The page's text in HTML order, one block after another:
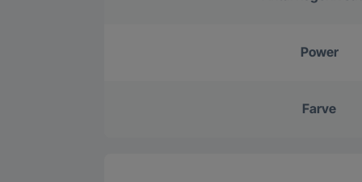
Power
Farve